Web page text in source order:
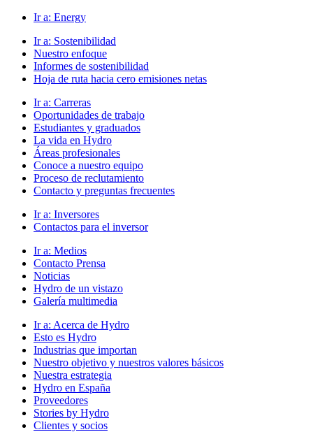
Ir a: Energy
Ir a: Sostenibilidad
Nuestro enfoque
Informes de sostenibilidad
Hoja de ruta hacia cero emisiones netas
Ir a: Carreras
Oportunidades de trabajo
Estudiantes y graduados
La vida en Hydro
Áreas profesionales
Conoce a nuestro equipo
Proceso de reclutamiento
Contacto y preguntas frecuentes
Ir a: Inversores
Contactos para el inversor
Ir a: Medios
Contacto Prensa
Noticias
Hydro de un vistazo
Galería multimedia
Ir a: Acerca de Hydro
Esto es Hydro
Industrias que importan
Nuestro objetivo y nuestros valores básicos
Nuestra estrategia
Hydro en España
Proveedores
Stories by Hydro
Clientes y socios